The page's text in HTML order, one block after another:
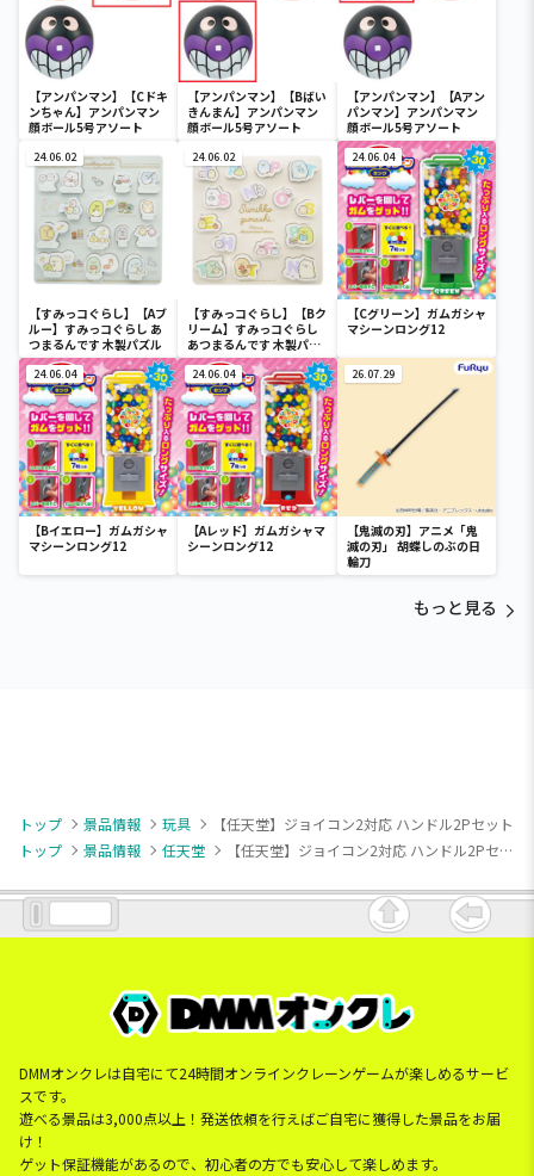
【アンパンマン】【Cドキ
ンちゃん】アンパンマン
顔ボール5号アソート
【アンパンマン】【Bばい
きんまん】アンパンマン
顔ボール5号アソート
【アンパンマン】【Aアン
パンマン】アンパンマン
顔ボール5号アソート
24.06.02
【すみっコぐらし】【Aブ
ルー】すみっコぐらし あ
つまるんです 木製パズル
24.06.02
【すみっコぐらし】【Bク
リーム】すみっコぐらし
あつまるんです 木製パズ
ル
24.06.04
【Cグリーン】ガムガシャ
マシーンロング12
24.06.04
【Bイエロー】ガムガシャ
マシーンロング12
24.06.04
【Aレッド】ガムガシャマ
シーンロング12
26.07.29
【鬼滅の刃】アニメ「鬼
滅の刃」 胡蝶しのぶの日
輪刀
もっと見る
トップ 景品情報 玩具
【任天堂】ジョイコン2対応 ハンドル2Pセット
トップ
景品情報 任天堂 【任天堂】ジョイコン2対応 ハンドル2Pセット
DMMオンクレは自宅にて24時間オンラインクレーンゲームが楽しめるサービ
スです。
遊べる景品は3,000点以上！発送依頼を行えばご自宅に獲得した景品をお届
け！
ゲット保証機能があるので、初心者の方でも安心して楽しめます。